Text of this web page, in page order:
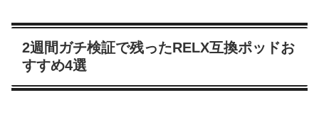
2週間ガチ検証で残ったRELX互換ポッドお
すすめ4選